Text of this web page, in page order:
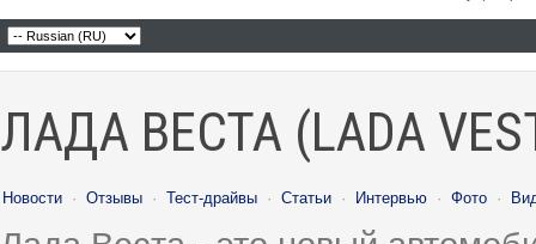
ЛАДА ВЕСТА (LADA
Новости · Отзывы · Тест-драйвы · Статьи · Интервью · Фото ·